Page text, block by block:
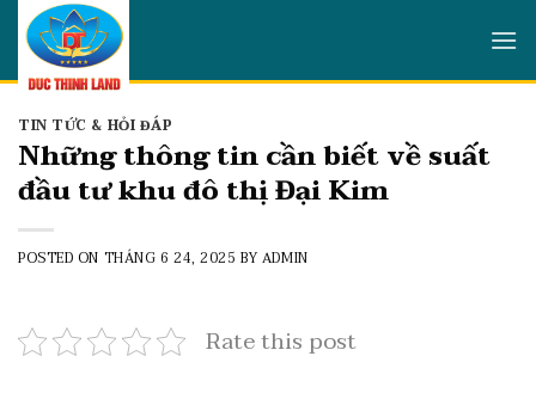
Skip
content
TIN TỨC & HỎI ĐÁP
Những thông tin cần biết về suất
đầu tư khu đô thị Đại Kim
POSTED ON THÁNG 6 24, 2025 BY ADMIN
Rate this post